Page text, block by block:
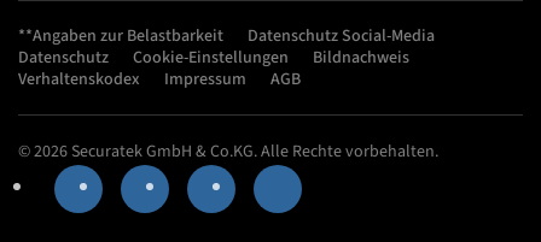
**Angaben zur Belastbarkeit
Datenschutz Social-Media
Datenschutz
Cookie-Einstellungen
Bildnachweis
Verhaltenskodex
Impressum AGB
© 2026 Securatek GmbH & Co.KG. Alle Rechte vorbehalten.